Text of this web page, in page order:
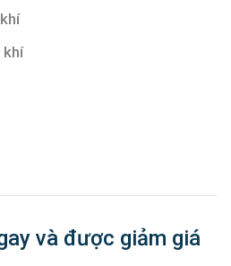
khí
và được giảm giá